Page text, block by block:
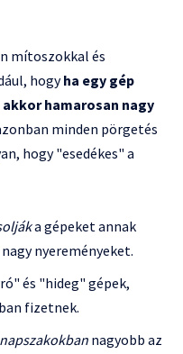
mítoszokkal és
hogyha egy gép
hamarosan nagy
minden pörgetés
hogy "esedékes" a
a gépeket annak
nyereményeket.
és "hideg" gépek,
fizetnek.
nagyobb az